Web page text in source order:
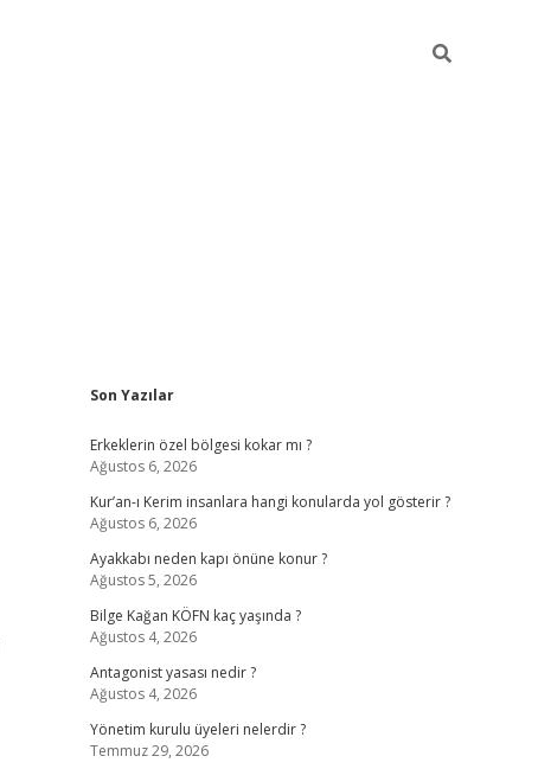
Sidebar
Son Yazılar
Erkeklerin özel bölgesi kokar mı ?
Ağustos 6, 2026
Kur’an-ı Kerim insanlara hangi konularda yol gösterir ?
Ağustos 6, 2026
Ayakkabı neden kapı önüne konur ?
Ağustos 5, 2026
Bilge Kağan KÖFN kaç yaşında ?
Ağustos 4, 2026
Antagonist yasası nedir ?
Ağustos 4, 2026
Yönetim kurulu üyeleri nelerdir ?
Temmuz 29, 2026